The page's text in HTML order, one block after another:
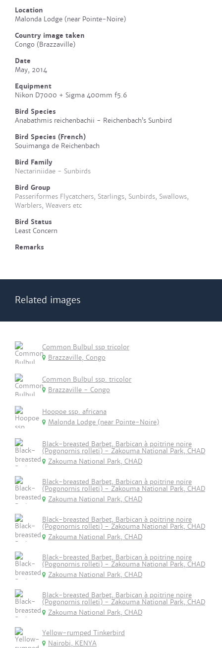
Location
Malonda Lodge (near Pointe-Noire)
Country image taken
Congo (Brazzaville)
Date
May, 2014
Equipment
Nikon D7000 + Sigma 400mm f5.6
Bird Species
Anabathmis reichenbachii - Reichenbach’s Sunbird
Bird Species (French)
Souimanga de Reichenbach
Bird Family
Nectariniidae - Sunbirds
Bird Group
Passeriformes Flycatchers, Starlings, Sunbirds, Swallows,
Warblers, Weavers etc
Bird Status
Least Concern
Remarks
Related images
Common Bulbul ssp tricolor
Brazzaville, Congo
Common Bulbul ssp. tricolor
Brazzaville - Congo
Hoopoe ssp. africana
Malonda Lodge (near Pointe-Noire)
Black-breasted Barbet, Barbican à poitrine noire
(Pogonornis rolleti) - Zakouma National Park, CHAD
Zakouma National Park, CHAD
Black-breasted Barbet, Barbican à poitrine noire
(Pogonornis rolleti) - Zakouma National Park, CHAD
Zakouma National Park, CHAD
Black-breasted Barbet, Barbican à poitrine noire
(Pogonornis rolleti) - Zakouma National Park, CHAD
Zakouma National Park, CHAD
Black-breasted Barbet, Barbican à poitrine noire
(Pogonornis rolleti) - Zakouma National Park, CHAD
Zakouma National Park, CHAD
Black-breasted Barbet, Barbican à poitrine noire
(Pogonornis rolleti) - Zakouma National Park, CHAD
Zakouma National Park, CHAD
Yellow-rumped Tinkerbird
Nairobi, KENYA